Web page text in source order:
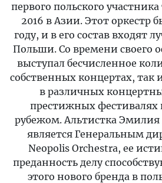
первого польского
2016 в Азии. Этот оркестр
году, и в его состав входят
Польши. Со времени своего
выступал бесчисленное
собственных концертах, так
в различных
престижных фестивалях
рубежом. Альтистка Эмилия
является Генеральным
Neopolis Orchestra, ее
преданность делу
этого нового бренда в